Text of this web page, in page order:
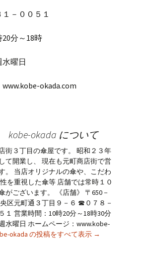
－００５１
20分～ 18時
曜日
www.kobe-okada.com
kobe-okada について
街３丁目の傘屋です。 昭和２３年
て開業し、 現在も元町商店街で営
。 当店オリジナルの傘や、こだわ
を重視した傘等 店舗では常時１０
がございます。 《店舗》 〒650－
区元町通３丁目９－６ ☎０７８－
１ 営業時間：10時20分～18時30分
曜日 ホームページ：www.kobe-
okada の投稿をすべて表示 →